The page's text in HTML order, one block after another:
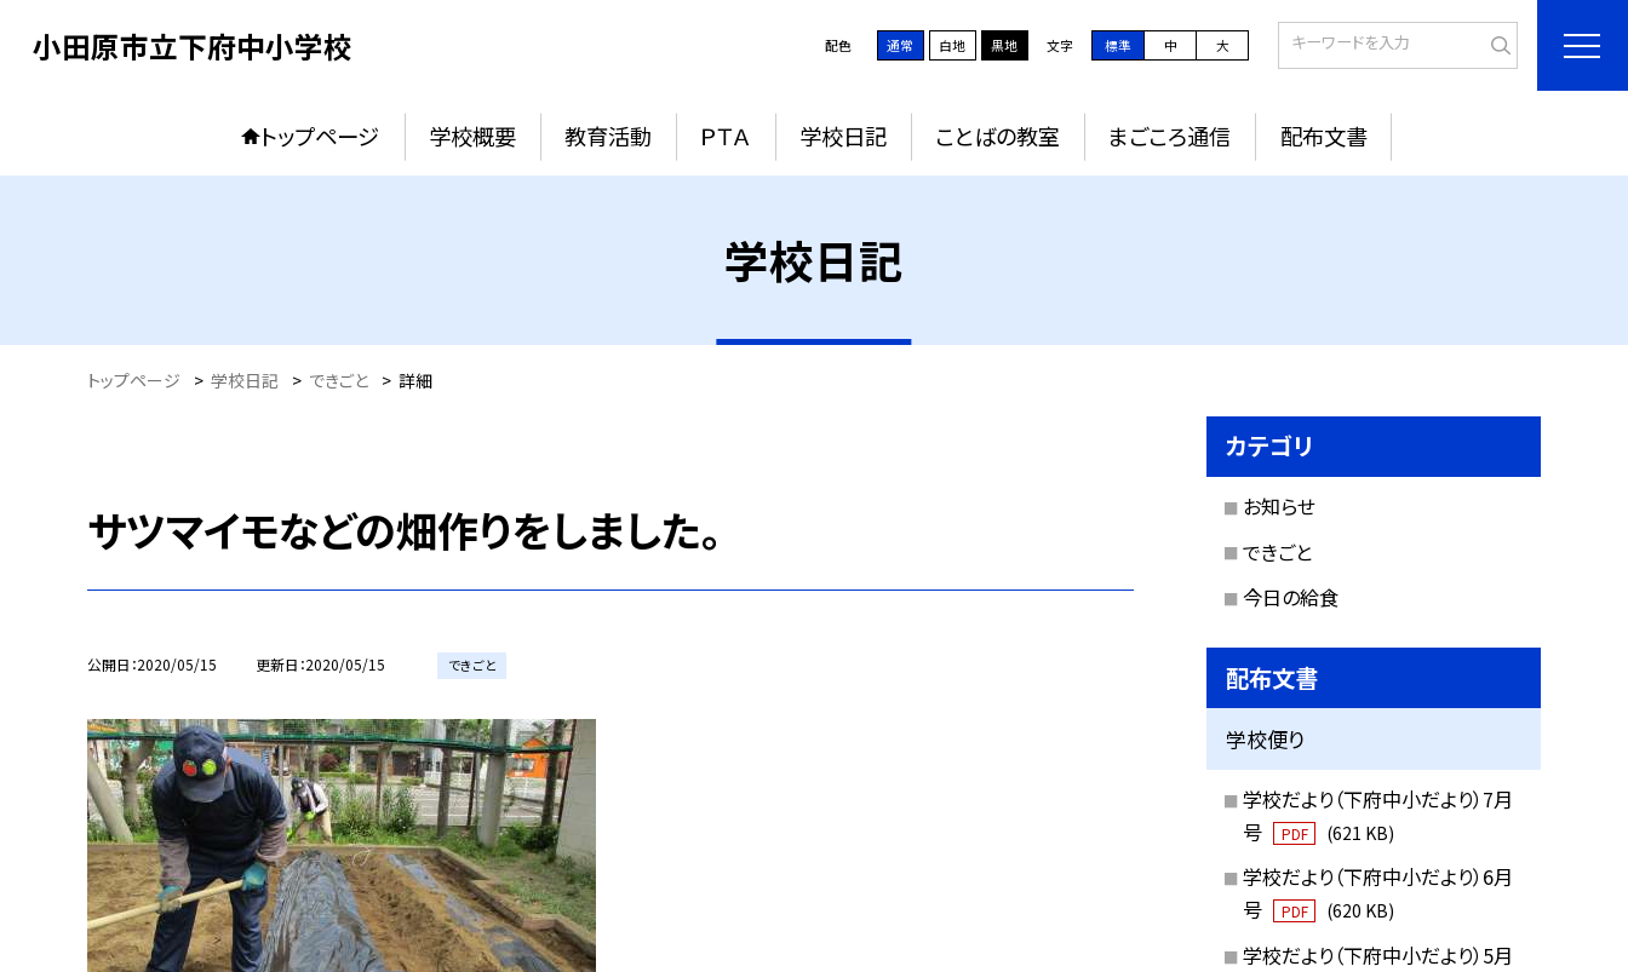
小田原市立下府中小学校 配色 通常 白地 黒地 文字 標準 中 大
トップページ 学校概要 教育活動 ＰＴＡ 学校日記 ことばの教室 まごころ通信 配布文書
学校日記
トップページ > 学校日記 > できごと > 詳細
サツマイモなどの畑作りをしました。
公開日 2020/05/15 更新日 2020/05/15 できごと
カテゴリ
お知らせ
できごと
今日の給食
配布文書
学校便り
学校だより（下府中小だより）7月
号
PDF (621 KB)
学校だより（下府中小だより）6月
号
PDF (620 KB)
学校だより（下府中小だより）5月